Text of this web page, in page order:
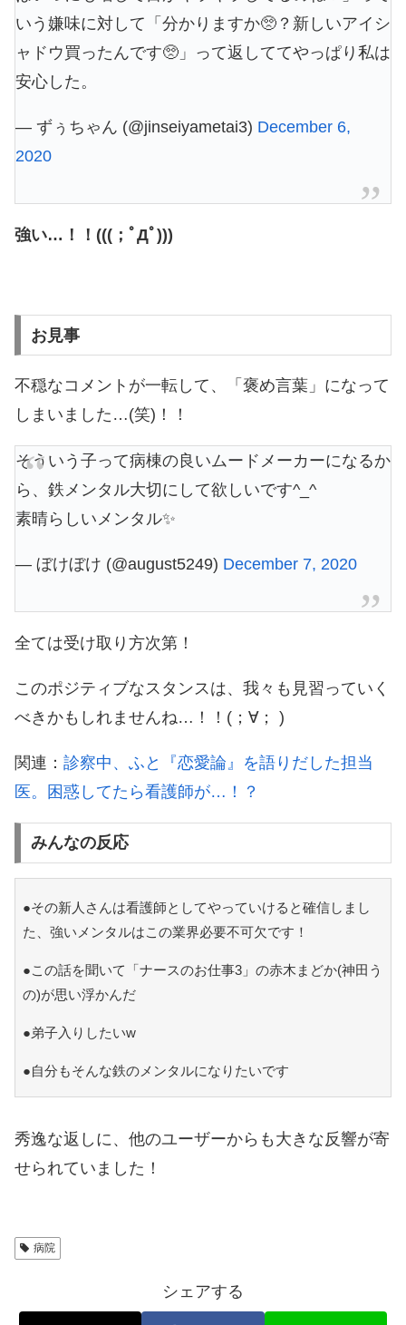
いう嫌味に対して「分かりますか🥺？新しいアイシ
ャドウ買ったんです🥺」って返しててやっぱり私は
安心した。
— ずぅちゃん (@jinseiyametai3) December 6,
2020
強い…！！(((；ﾟДﾟ)))
お見事
不穏なコメントが一転して、「褒め言葉」になって
しまいました…(笑)！！
そういう子って病棟の良いムードメーカーになるか
ら、鉄メンタル大切にして欲しいです^_^
素晴らしいメンタル✨
— ぼけぼけ (@august5249) December 7, 2020
全ては受け取り方次第！
このポジティブなスタンスは、我々も見習っていく
べきかもしれませんね…！！(；∀； )
関連： 診察中、ふと『恋愛論』を語りだした担当
医。困惑してたら看護師が…！？
みんなの反応
●その新人さんは看護師としてやっていけると確信しまし
た、強いメンタルはこの業界必要不可欠です！
●この話を聞いて「ナースのお仕事3」の赤木まどか(神田う
の)が思い浮かんだ
●弟子入りしたいw
●自分もそんな鉄のメンタルになりたいです
秀逸な返しに、他のユーザーからも大きな反響が寄
せられていました！
病院
シェアする